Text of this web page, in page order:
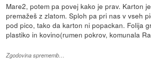
Mare2, potem pa povej kako je prav. Karton
premažeš z zlatom. Sploh pa pri nas v vseh
pod pico, tako da karton ni popackan. Folija
plastiko in kovino(rumen pokrov, komunala
Zgodovina sprememb…